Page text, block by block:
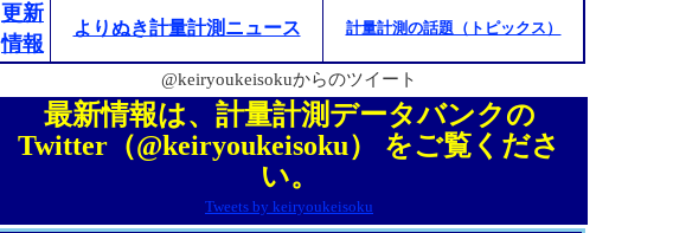
更新
情報
よりぬき計量計測ニュース 計量計測の話題（トピックス）
@keiryoukeisokuからのツイート
最新情報は、計量計測データバンクの
Twitter（@keiryoukeisoku） をご覧くださ
い。
Tweets by keiryoukeisoku